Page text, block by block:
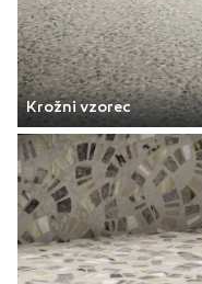
Krožni vzorec